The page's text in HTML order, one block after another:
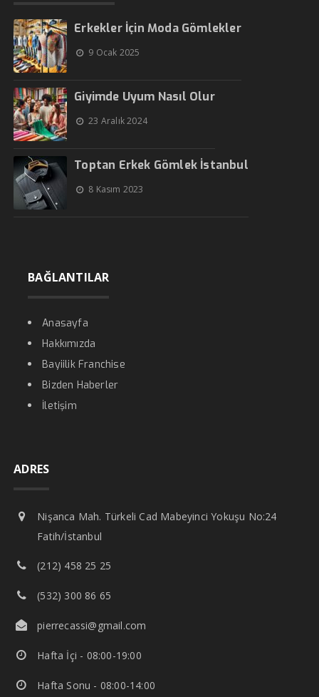
Erkekler İçin Moda Gömlekler
9 Ocak 2025
Giyimde Uyum Nasıl Olur
23 Aralık 2024
Toptan Erkek Gömlek İstanbul
8 Kasım 2023
BAĞLANTILAR
Anasayfa
Hakkımızda
Bayiilik Franchise
Bizden Haberler
İletişim
ADRES
Nişanca Mah. Türkeli Cad Mabeyinci Yokuşu No:24
Fatih/İstanbul
(212) 458 25 25
(532) 300 86 65
pierrecassi@gmail.com
Hafta İçi - 08:00-19:00
Hafta Sonu - 08:00-14:00